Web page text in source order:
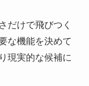
だけで飛びつく
な機能を決めて
現実的な候補に